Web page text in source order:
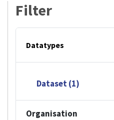
Filter
Datatypes
Dataset (1)
Organisation